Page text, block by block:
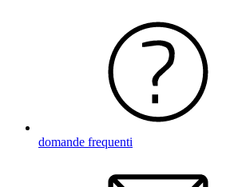
domande frequenti